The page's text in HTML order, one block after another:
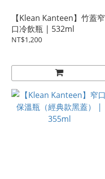
【Klean Kanteen】竹蓋窄
口冷飲瓶 | 532ml
NT$1,200